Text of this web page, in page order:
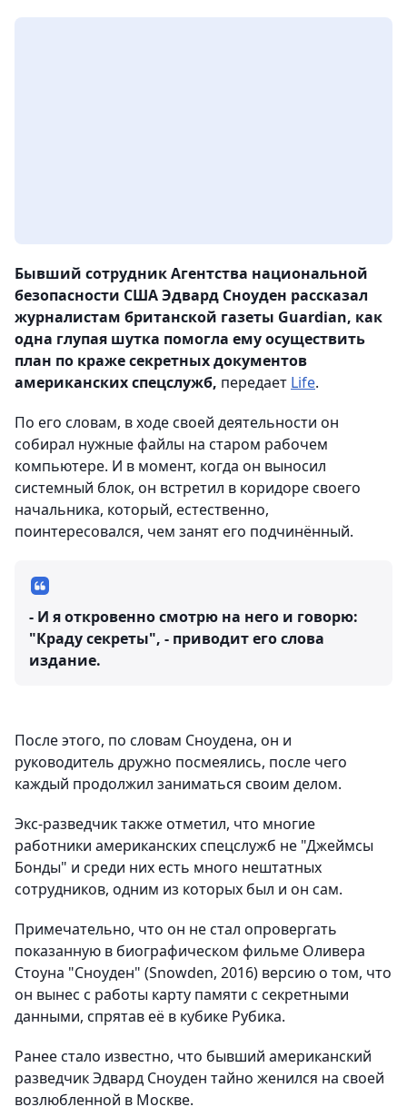
Бывший сотрудник Агентства национальной
безопасности США Эдвард Сноуден рассказал
журналистам британской газеты Guardian, как
одна глупая шутка помогла ему осуществить
план по краже секретных документов
американских спецслужб, передает Life.
По его словам, в ходе своей деятельности он
собирал нужные файлы на старом рабочем
компьютере. И в момент, когда он выносил
системный блок, он встретил в коридоре своего
начальника, который, естественно,
поинтересовался, чем занят его подчинённый.
- И я откровенно смотрю на него и говорю:
"Краду секреты", - приводит его слова
издание.
После этого, по словам Сноудена, он и
руководитель дружно посмеялись, после чего
каждый продолжил заниматься своим делом.
Экс-разведчик также отметил, что многие
работники американских спецслужб не "Джеймсы
Бонды" и среди них есть много нештатных
сотрудников, одним из которых был и он сам.
Примечательно, что он не стал опровергать
показанную в биографическом фильме Оливера
Стоуна "Сноуден" (Snowden, 2016) версию о том, что
он вынес с работы карту памяти с секретными
данными, спрятав её в кубике Рубика.
Ранее стало известно, что бывший американский
разведчик Эдвард Сноуден тайно женился на своей
возлюбленной в Москве.